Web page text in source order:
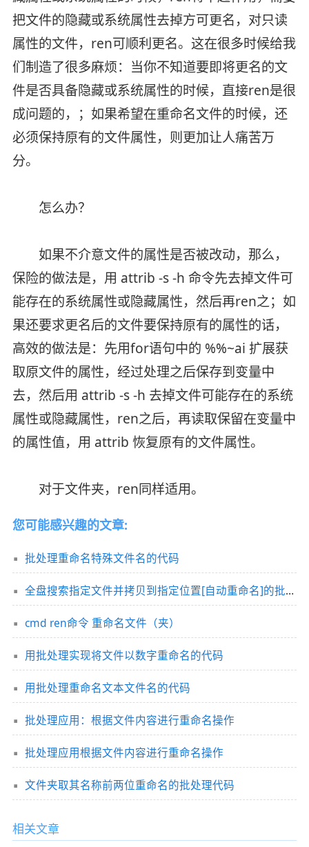
把文件的隐藏或系统属性去掉方可更名，对只读
属性的文件，ren可顺利更名。这在很多时候给我
们制造了很多麻烦：当你不知道要即将更名的文
件是否具备隐藏或系统属性的时候，直接ren是很
成问题的，；如果希望在重命名文件的时候，还
必须保持原有的文件属性，则更加让人痛苦万
分。
怎么办？
如果不介意文件的属性是否被改动，那么，
保险的做法是，用 attrib -s -h 命令先去掉文件可
能存在的系统属性或隐藏属性，然后再ren之；如
果还要求更名后的文件要保持原有的属性的话，
高效的做法是：先用for语句中的 %%~ai 扩展获
取原文件的属性，经过处理之后保存到变量中
去，然后用 attrib -s -h 去掉文件可能存在的系统
属性或隐藏属性，ren之后，再读取保留在变量中
的属性值，用 attrib 恢复原有的文件属性。
对于文件夹，ren同样适用。
您可能感兴趣的文章:
批处理重命名特殊文件名的代码
全盘搜索指定文件并拷贝到指定位置[自动重命名]的批处理
cmd ren命令 重命名文件（夹）
用批处理实现将文件以数字重命名的代码
用批处理重命名文本文件名的代码
批处理应用：根据文件内容进行重命名操作
批处理应用根据文件内容进行重命名操作
文件夹取其名称前两位重命名的批处理代码
相关文章